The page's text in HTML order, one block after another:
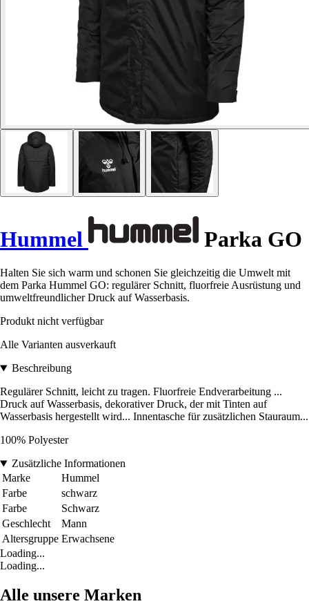
Hummel Parka GO
Halten Sie sich warm und schonen Sie gleichzeitig die Umwelt mit
dem Parka Hummel GO: regulärer Schnitt, fluorfreie Ausrüstung und
umweltfreundlicher Druck auf Wasserbasis.
Produkt nicht verfügbar
Alle Varianten ausverkauft
Beschreibung
Regulärer Schnitt, leicht zu tragen. Fluorfreie Endverarbeitung ...
Druck auf Wasserbasis, dekorativer Druck, der mit Tinten auf
Wasserbasis hergestellt wird... Innentasche für zusätzlichen Stauraum...
100% Polyester
Zusätzliche Informationen
Marke
Hummel
Farbe
schwarz
Farbe
Schwarz
Geschlecht
Mann
Altersgruppe Erwachsene
Loading...
Loading...
Alle unsere Marken